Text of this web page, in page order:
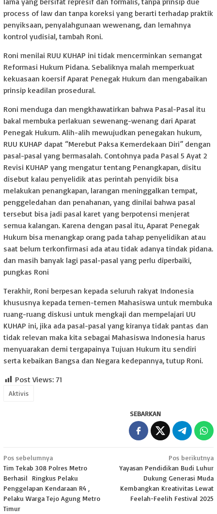
process of law dan tanpa koreksi yang berarti terhadap praktik
penyiksaan, penyalahgunaan wewenang, dan lemahnya
kontrol yudisial, tambah Roni.
Roni menilai RUU KUHAP ini tidak mencerminkan semangat
Reformasi Hukum Pidana. Sebaliknya malah memperkuat
kekuasaan koersif Aparat Penegak Hukum dan mengabaikan
prinsip keadilan prosedural.
Roni menduga dan mengkhawatirkan bahwa Pasal-Pasal itu
bakal membuka perlakuan sewenang-wenang dari Aparat
Penegak Hukum. Alih-alih mewujudkan penegakan hukum,
RUU KUHAP dapat “Merebut Paksa Kemerdekaan Diri” dengan
pasal-pasal yang bermasalah. Contohnya pada Pasal 5 Ayat 2
Revisi KUHAP yang mengatur tentang Penangkapan, disitu
disebut kalau penyelidik atas perintah penyidik bisa
melakukan penangkapan, larangan meninggalkan tempat,
penggeledahan dan penahanan, yang dinilai bahwa pasal
tersebut bisa jadi pasal karet yang berpotensi menjerat
semua kalangan. Karena dengan pasal itu, Aparat Penegak
Hukum bisa menangkap orang pada tahap penyelidikan atau
saat belum terkonfirmasi ada atau tidak adanya tindak pidana.
dan masih banyak lagi pasal-pasal yang perlu diperbaiki,
pungkas Roni
Terakhir, Roni berpesan kepada seluruh rakyat Indonesia
khususnya kepada temen-temen Mahasiswa untuk membuka
ruang-ruang diskusi untuk mengkaji dan mempelajari UU
KUHAP ini, jika ada pasal-pasal yang kiranya tidak pantas dan
tidak relevan maka kita sebagai Mahasiswa Indonesia harus
menyuarakan demi tergapainya Tujuan Hukum itu sendiri
serta kebaikan Bangsa dan Negara kedepannya, tutup Roni.
Post Views: 71
Aktivis
SEBARKAN
Navigasi
pos
Pos sebelumnya
Tim Tekab 308 Polres Metro
Berhasil Ringkus Pelaku
Penggelapan Kendaraan R4 ,
Pelaku Warga Tejo Agung Metro
Timur
Pos berikutnya
Yayasan Pendidikan Budi Luhur
Dukung Generasi Muda
Kembangkan Kreativitas Lewat
Feelah-Feelih Festival 2025